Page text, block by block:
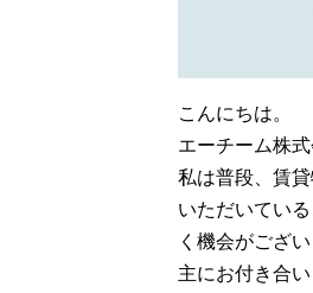
こんにちは。
エーチーム株
私は普段、賃
いただいてい
く機会がござい
主にお付き合